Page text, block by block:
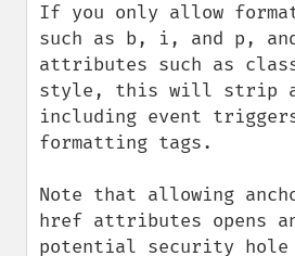
If you only allow
such as b, i, and p,
attributes such as
style, this will strip
including event
formatting tags.
Note that allowing
href attributes opens
potential security